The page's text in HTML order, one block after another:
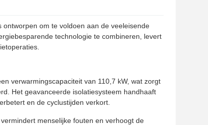
om te voldoen aan de veeleisende
technologie te combineren, levert
verwarmingscapaciteit van 110,7 kW, wat zorgt
Het geavanceerde isolatiesysteem handhaaft
en de cyclustijden verkort.
menselijke fouten en verhoogt de